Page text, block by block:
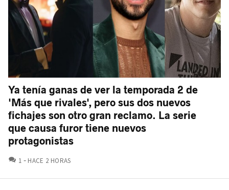
Ya tenía ganas de ver la temporada 2 de
'Más que rivales', pero sus dos nuevos
fichajes son otro gran reclamo. La serie
que causa furor tiene nuevos
protagonistas
1 COMENTARIOS
HACE 2 HORAS